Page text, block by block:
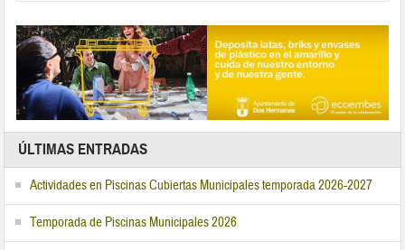
ÚLTIMAS ENTRADAS
Actividades en Piscinas Cubiertas Municipales temporada 2026-2027
Temporada de Piscinas Municipales 2026